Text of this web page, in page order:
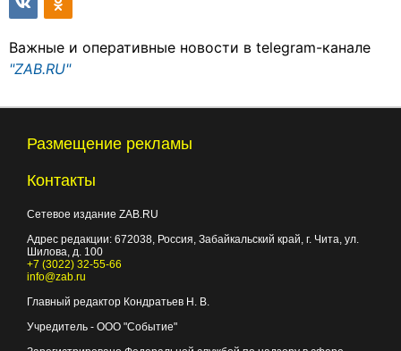
Важные и оперативные новости в telegram-канале
"ZAB.RU"
Размещение рекламы
Контакты
Сетевое издание ZAB.RU
Адрес редакции: 672038, Россия, Забайкальский край, г. Чита, ул.
Шилова, д. 100
+7 (3022) 32-55-66
info@zab.ru
Главный редактор Кондратьев Н. В.
Учредитель - ООО "Событие"